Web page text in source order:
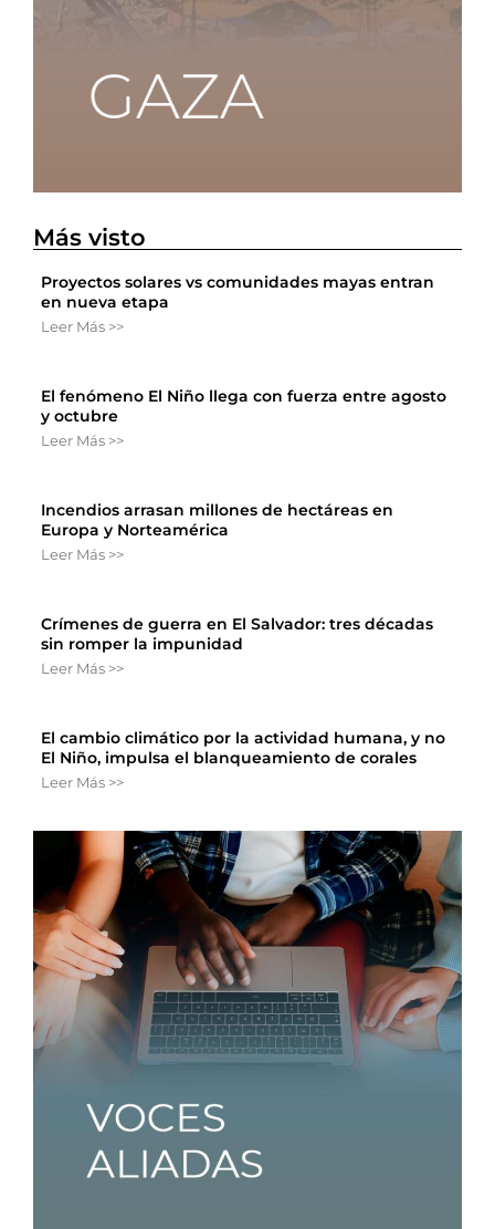
Más visto
Proyectos solares vs comunidades mayas entran
en nueva etapa
Leer Más >>
El fenómeno El Niño llega con fuerza entre agosto
y octubre
Leer Más >>
Incendios arrasan millones de hectáreas en
Europa y Norteamérica
Leer Más >>
Crímenes de guerra en El Salvador: tres décadas
sin romper la impunidad
Leer Más >>
El cambio climático por la actividad humana, y no
El Niño, impulsa el blanqueamiento de corales
Leer Más >>